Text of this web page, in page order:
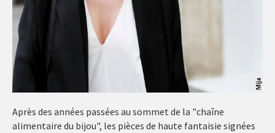
Après des années passées au sommet de la "chaîne
alimentaire du bijou", les pièces de haute fantaisie signées